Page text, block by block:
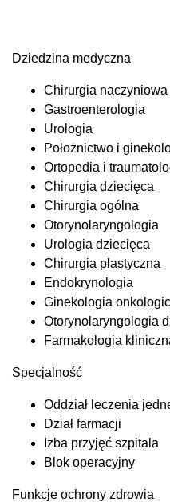
Dziedzina medyczna
Chirurgia naczyniowa
Gastroenterologia
Urologia
Położnictwo i
Ortopedia i
Chirurgia dziecięca
Chirurgia ogólna
Otorynolaryngologia
Urologia dziecięca
Chirurgia plastyczna
Endokrynologia
Ginekologia
Otorynolaryngologia
Farmakologia
Specjalność
Oddział leczenia
Dział farmacji
Izba przyjęć szpitala
Blok operacyjny
Funkcje ochrony zdrowia